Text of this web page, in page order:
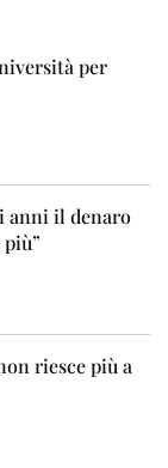
per
anni il denaro
riesce più a